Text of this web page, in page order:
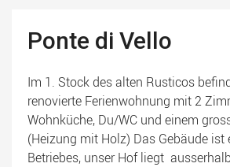
Ponte di Vello
Im 1. Stock des alten Rusticos
renovierte Ferienwohnung mit 2
Wohnküche, Du/WC und einem
(Heizung mit Holz) Das Gebäude ist
Betriebes, unser Hof liegt